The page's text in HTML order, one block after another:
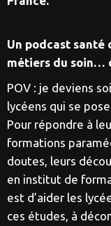
Un podcast santé
métiers du soin…
POV : je deviens
lycéens qui se
Pour répondre à
formations
doutes, leurs
en institut de
est d’aider les
ces études, à